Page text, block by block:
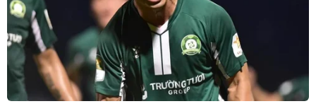
Brazil hạ cấp quan hệ với Argentina,
căng thẳng ngoại giao với Mỹ
05/08/2026 03:55
Mỹ dự chi thêm 1,4 tỷ USD cho hoạt